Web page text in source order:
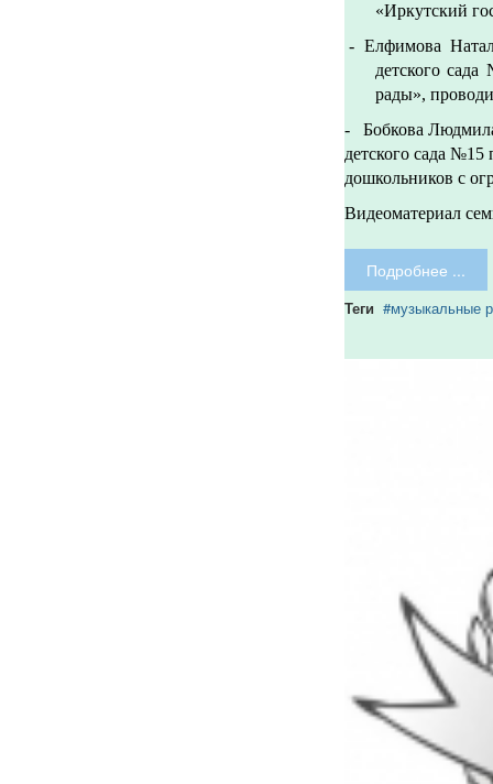
«Иркутский
- Елфимова
детского
рады»,
- Бобкова
детского сада №15
дошкольников с
Видеоматериал
Подробнее ...
Теги музыкальные